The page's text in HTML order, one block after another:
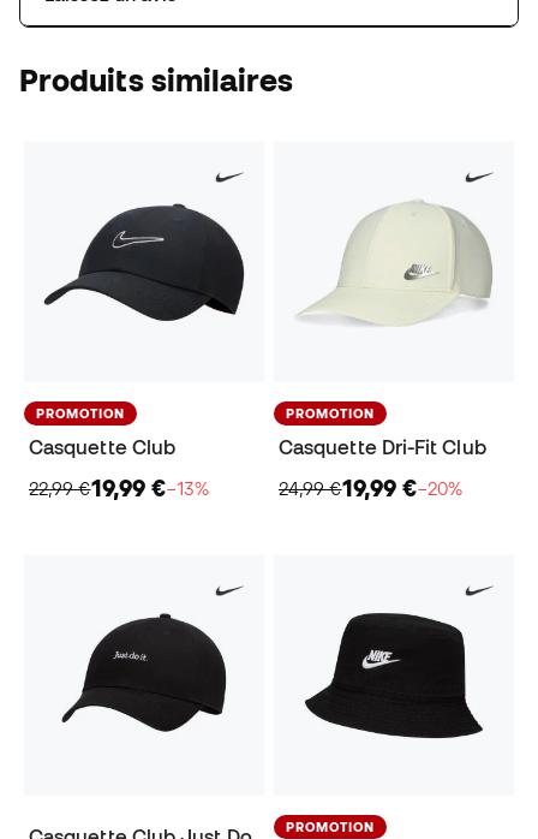
Produits similaires
PROMOTION
Casquette Club
22,99 €19,99 €−13%
PROMOTION
Casquette Dri-Fit Club
24,99 €19,99 €−20%
PROMOTION